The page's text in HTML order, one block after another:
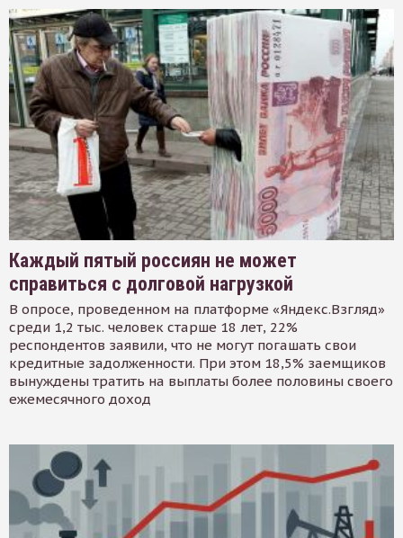
Каждый пятый россиян не может
справиться с долговой нагрузкой
В опросе, проведенном на платформе «Яндекс.Взгляд»
среди 1,2 тыс. человек старше 18 лет, 22%
респондентов заявили, что не могут погашать свои
кредитные задолженности. При этом 18,5% заемщиков
вынуждены тратить на выплаты более половины своего
ежемесячного доход